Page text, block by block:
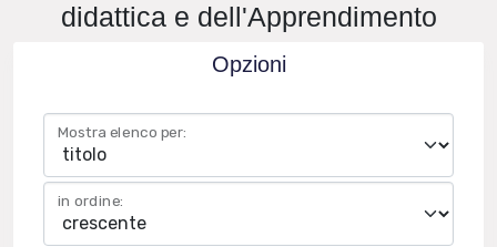
didattica e dell'Apprendimento
Opzioni
Mostra elenco per:
in ordine: